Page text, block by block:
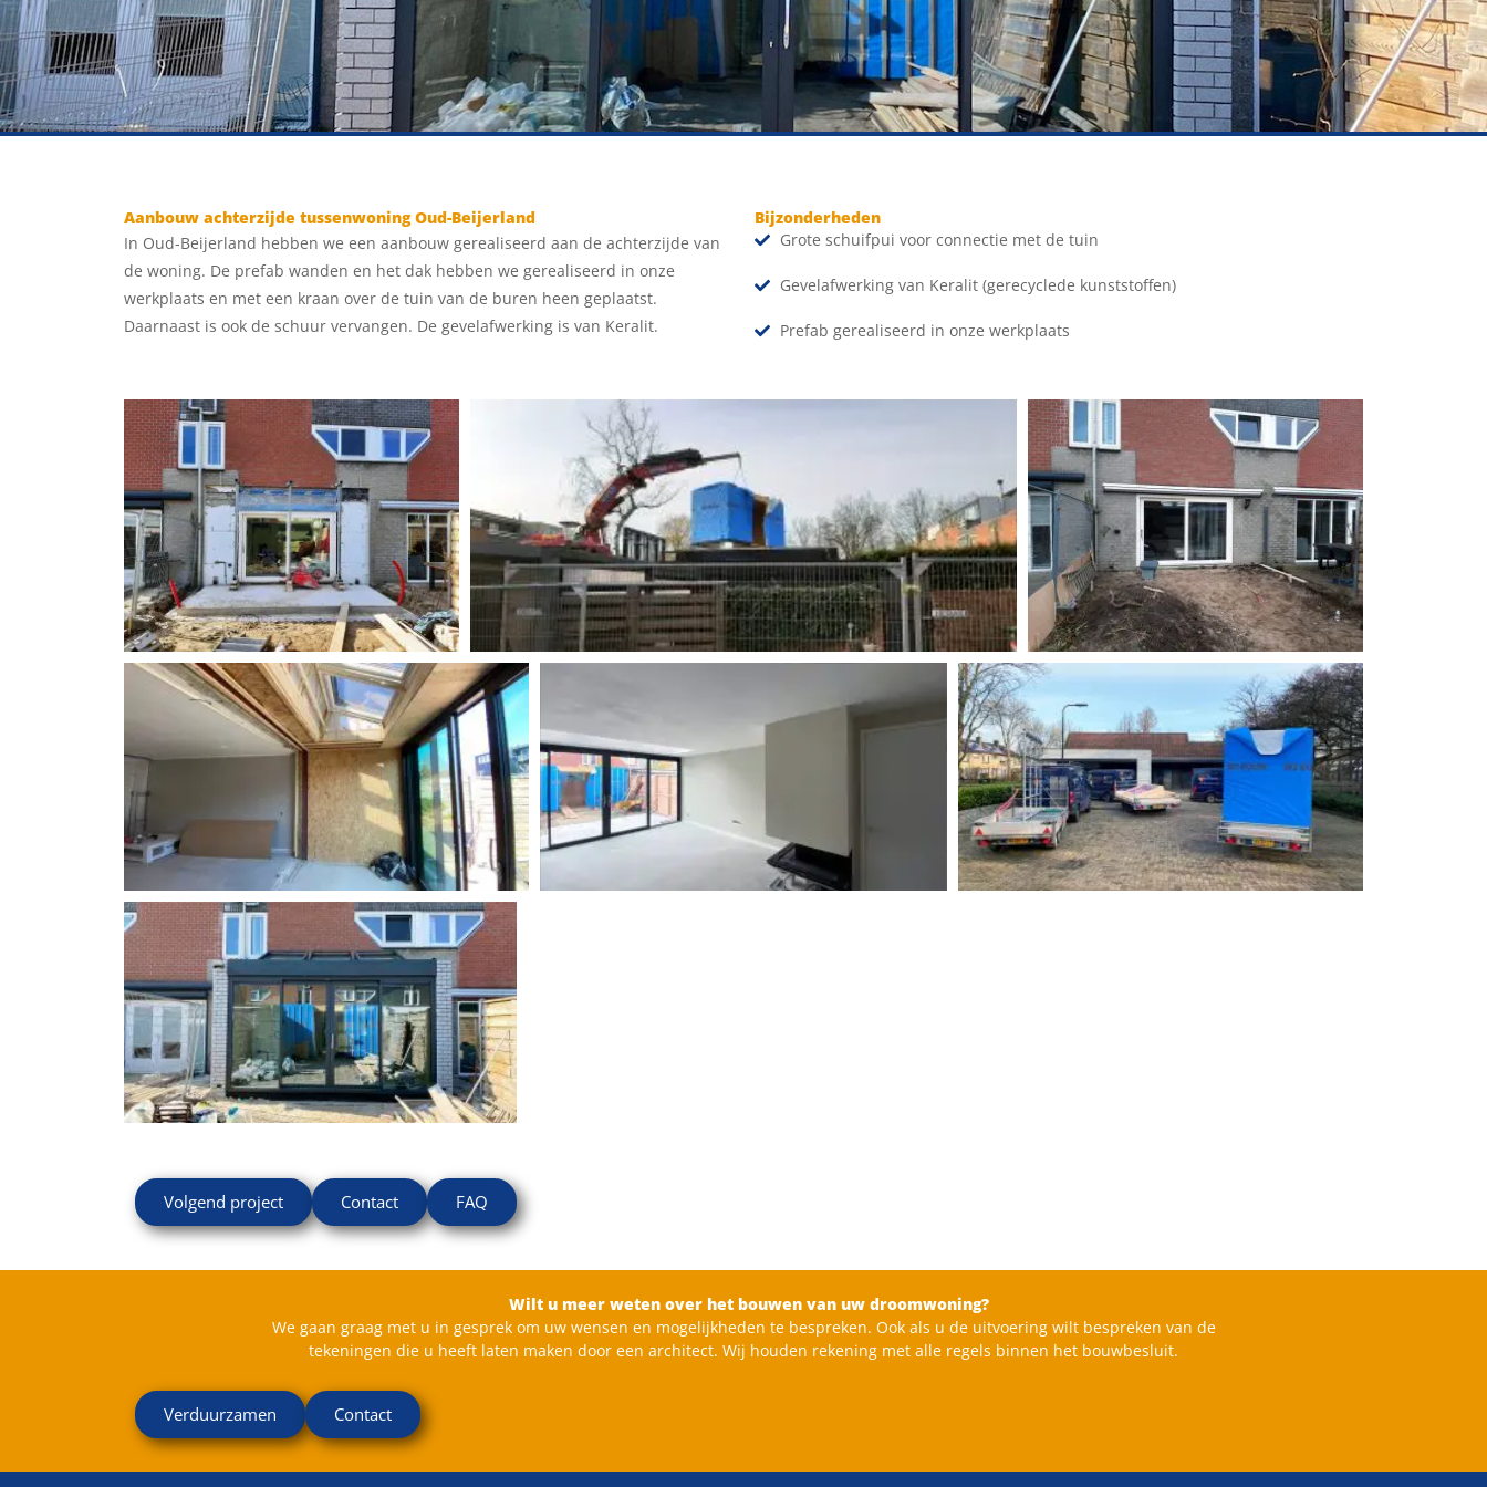
Aanbouw achterzijde tussenwoning Oud-Beijerland
In Oud-Beijerland hebben we een aanbouw gerealiseerd aan de achterzijde van
de woning. De prefab wanden en het dak hebben we gerealiseerd in onze
werkplaats en met een kraan over de tuin van de buren heen geplaatst.
Daarnaast is ook de schuur vervangen. De gevelafwerking is van Keralit.
Bijzonderheden
Grote schuifpui voor connectie met de tuin
Gevelafwerking van Keralit (gerecyclede kunststoffen)
Prefab gerealiseerd in onze werkplaats
Volgend project Contact FAQ
Wilt u meer weten over het bouwen van uw droomwoning?
We gaan graag met u in gesprek om uw wensen en mogelijkheden te bespreken. Ook als u de uitvoering wilt bespreken van de
tekeningen die u heeft laten maken door een architect. Wij houden rekening met alle regels binnen het bouwbesluit.
Verduurzamen Contact